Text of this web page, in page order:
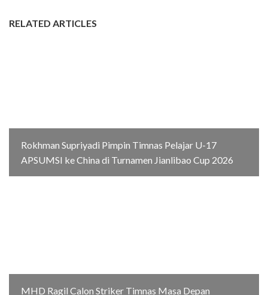
RELATED ARTICLES
Rokhman Supriyadi Pimpin Timnas Pelajar U-17
APSUMSI ke China di Turnamen Jianlibao Cup 2026
MHD Ragil Calon Striker Timnas Masa Depan